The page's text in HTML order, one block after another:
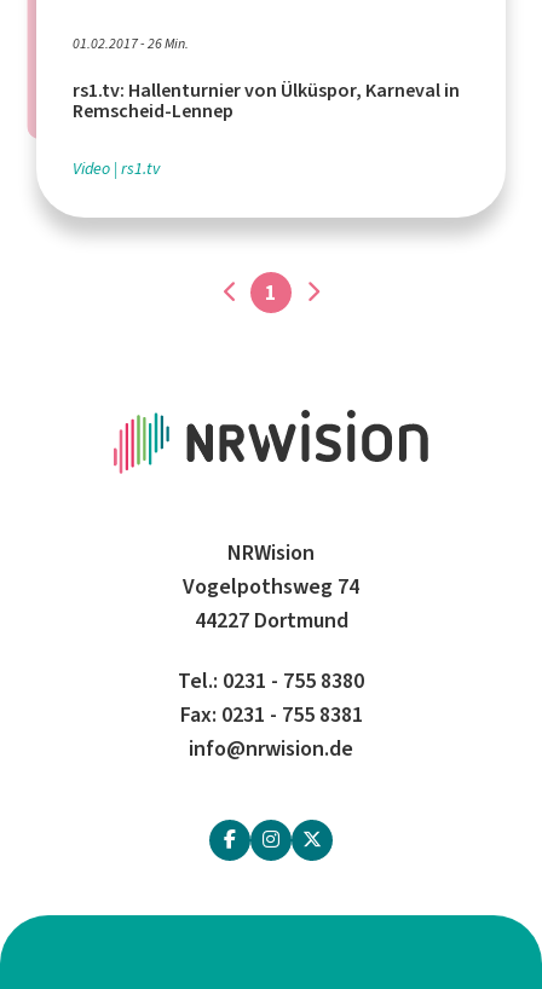
01.02.2017 - 26 Min.
rs1.tv: Hallenturnier von Ülküspor, Karneval in
Remscheid-Lennep
Video rs1.tv
1
NRWision
Vogelpothsweg 74
44227 Dortmund
Tel.: 0231 - 755 8380
Fax: 0231 - 755 8381
info@nrwision.de